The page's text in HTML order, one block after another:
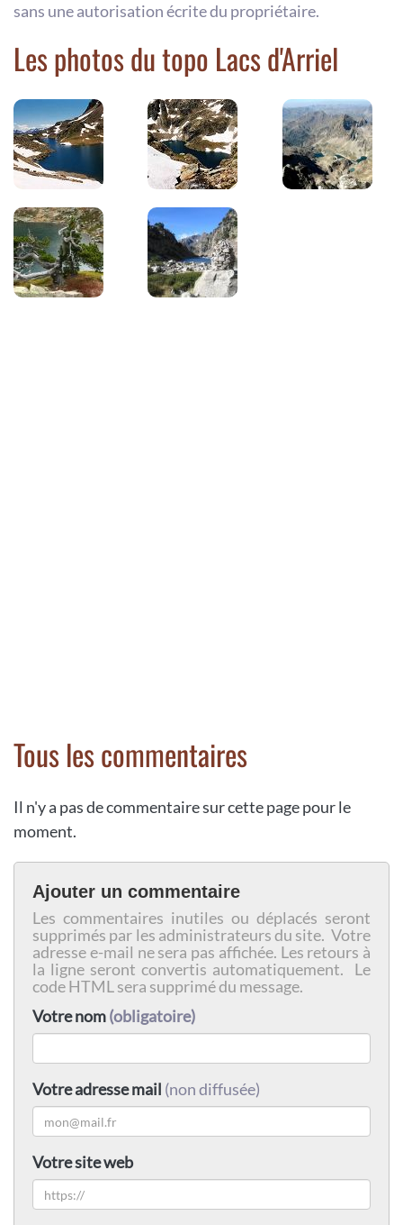
sans une autorisation écrite du propriétaire.
Les photos du topo Lacs d'Arriel
Tous les commentaires
Il n'y a pas de commentaire sur cette page pour le
moment.
Ajouter un commentaire
Les commentaires inutiles ou déplacés seront
supprimés par les administrateurs du site. Votre
adresse e-mail ne sera pas affichée. Les retours à
la ligne seront convertis automatiquement. Le
code HTML sera supprimé du message.
Votre nom(obligatoire)
Votre adresse mail (non diffusée)
Votre site web